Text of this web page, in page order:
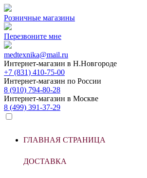
Розничные магазины
Перезвоните мне
medtexnika@mail.ru
Интернет-магазин в Н.Новгороде
+7 (831) 410-75-00
Интернет-магазин по России
8 (910) 794-80-28
Интернет-магазин в Москве
8 (499) 391-37-29
ГЛАВНАЯ СТРАНИЦА
ДОСТАВКА